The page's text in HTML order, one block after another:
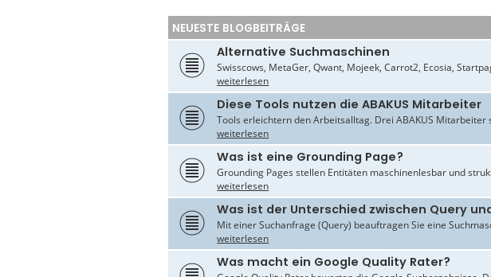
g
o
2
NEUESTE BLOGBEITRÄGE
Alternative Suchmaschinen
Swisscows, MetaGer, Qwant, Mojeek, Carrot2, Ecosia,
weiterlesen
Diese Tools nutzen die ABAKUS Mitarbeiter
Tools erleichtern den Arbeitsalltag. Drei ABAKUS
weiterlesen
Was ist eine Grounding Page?
Grounding Pages stellen Entitäten maschinenlesbar und
weiterlesen
Was ist der Unterschied zwischen Query
Mit einer Suchanfrage (Query) beauftragen Sie eine
weiterlesen
Was macht ein Google Quality Rater?